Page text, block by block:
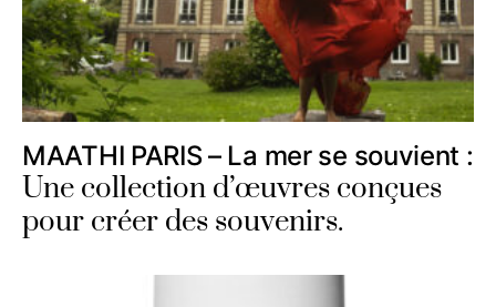
MAATHI PARIS – La mer se souvient :
Une collection d’œuvres conçues
pour créer des souvenirs.